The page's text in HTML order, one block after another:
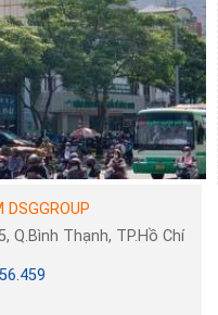
DSGGROUP
Q.Bình Thạnh, TP.Hồ Chí